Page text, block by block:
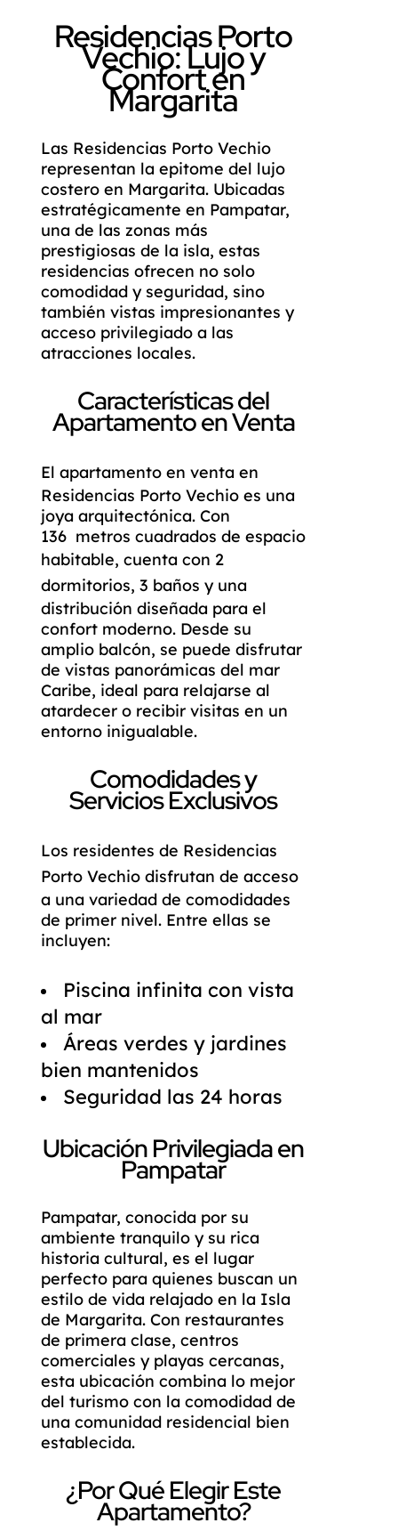
Residencias Porto
Vechio: Lujo y
Confort en
Margarita
Las Residencias Porto Vechio
representan la epitome del lujo
costero en Margarita. Ubicadas
estratégicamente en Pampatar,
una de las zonas más
prestigiosas de la isla, estas
residencias ofrecen no solo
comodidad y seguridad, sino
también vistas impresionantes y
acceso privilegiado a las
atracciones locales.
Características del
Apartamento en Venta
El apartamento en venta en
Residencias Porto Vechio es una
joya arquitectónica. Con
136 metros cuadrados de espacio
habitable, cuenta con 2
dormitorios, 3 baños y una
distribución diseñada para el
confort moderno. Desde su
amplio balcón, se puede disfrutar
de vistas panorámicas del mar
Caribe, ideal para relajarse al
atardecer o recibir visitas en un
entorno inigualable.
Comodidades y
Servicios Exclusivos
Los residentes de Residencias
Porto Vechio disfrutan de acceso
a una variedad de comodidades
de primer nivel. Entre ellas se
incluyen:
Piscina infinita con vista
al mar
Áreas verdes y jardines
bien mantenidos
Seguridad las 24 horas
Ubicación Privilegiada en
Pampatar
Pampatar, conocida por su
ambiente tranquilo y su rica
historia cultural, es el lugar
perfecto para quienes buscan un
estilo de vida relajado en la Isla
de Margarita. Con restaurantes
de primera clase, centros
comerciales y playas cercanas,
esta ubicación combina lo mejor
del turismo con la comodidad de
una comunidad residencial bien
establecida.
¿Por Qué Elegir Este
Apartamento?